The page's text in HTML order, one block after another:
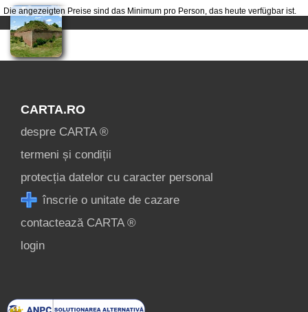
Die angezeigten Preise sind das Minimum pro Person, das heute verfügbar ist.
CARTA.RO
despre CARTA ®
termeni și condiții
protecția datelor cu caracter personal
înscrie o unitate de cazare
contactează CARTA ®
login